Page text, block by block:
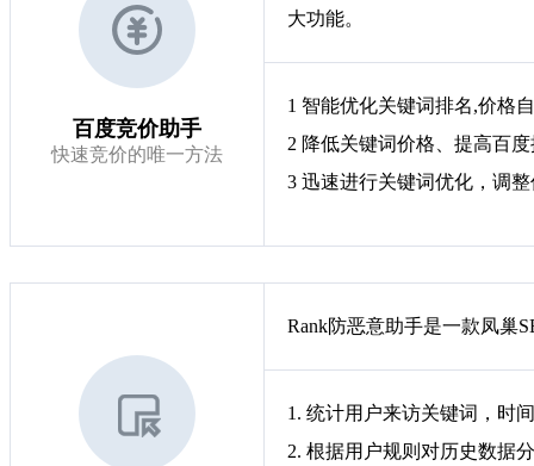
百度竞价助手
快速竞价的唯一方法
大功能。
1 智能优化关键词排名,价格
2 降低关键词价格、提高百
3 迅速进行关键词优化，调
Rank防恶意助手是一款凤巢
1. 统计用户来访关键词，时
2. 根据用户规则对历史数据